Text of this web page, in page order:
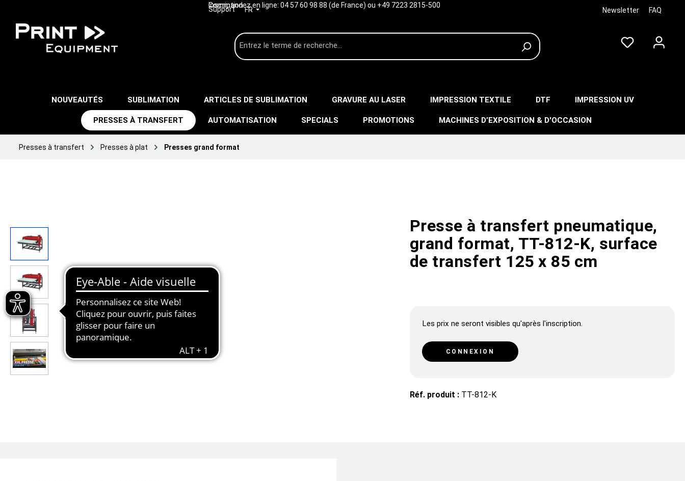
Inscription
Commandez en ligne: 04 57 60 98 88 (de France) ou +49 7223 2815-500
Support FR Newsletter FAQ
NOUVEAUTÉS SUBLIMATION ARTICLES DE SUBLIMATION GRAVURE AU LASER IMPRESSION TEXTILE DTF IMPRESSION UV
PRESSES À TRANSFERT AUTOMATISATION SPECIALS PROMOTIONS MACHINES D’EXPOSITION & D'OCCASION
Presses à transfert Presses à plat Presses grand format
Presse à transfert pneumatique,
grand format, TT-812-K, surface
de transfert 125 x 85 cm
Les prix ne seront visibles qu'après l'inscription.
CONNEXION
Réf. produit : TT-812-K